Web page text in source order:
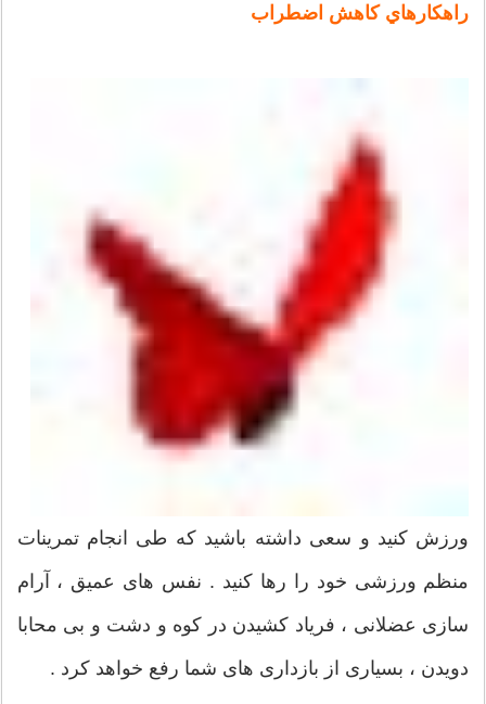
راهكارهاي كاهش اضطراب
ورزش كنید و سعی داشته باشید كه طی انجام تمرینات
منظم ورزشی خود را رها كنید . نفس های عمیق ، آرام
سازی عضلانی ، فریاد كشیدن در كوه و دشت و بی محابا
دویدن ، بسیاری از بازداری های شما رفع خواهد كرد .